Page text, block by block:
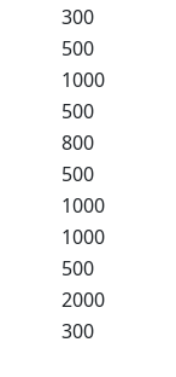
300
500
1000
500
800
500
1000
1000
500
2000
300